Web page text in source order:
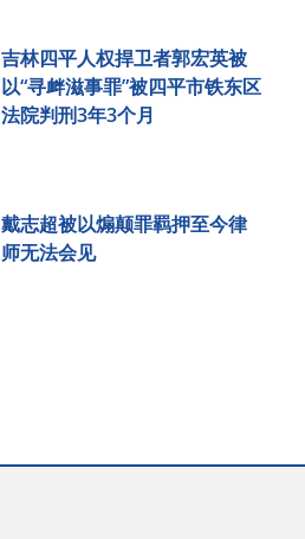
吉林四平人权捍卫者郭宏英被
以“寻衅滋事罪”被四平市铁东区
法院判刑3年3个月
戴志超被以煽颠罪羁押至今律
师无法会见